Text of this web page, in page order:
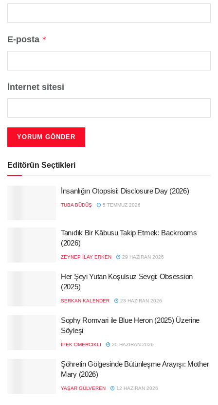
E-posta *
İnternet sitesi
Editörün Seçtikleri
İnsanlığın Otopsisi: Disclosure Day (2026)
TUBA BÜDÜŞ 5 TEMMUZ 2026
Tanıdık Bir Kâbusu Takip Etmek: Backrooms
(2026)
ZEYNEP İLAY ERKEN 29 HAZIRAN 2026
Her Şeyi Yutan Koşulsuz Sevgi: Obsession
(2025)
SERKAN KALENDER 23 HAZIRAN 2026
Sophy Romvari ile Blue Heron (2025) Üzerine
Söyleşi
İPEK ÖMERCIKLI 20 HAZIRAN 2026
Şöhretin Gölgesinde Bütünleşme Arayışı: Mother
Mary (2026)
YAŞAR GÜLVEREN 12 HAZIRAN 2026